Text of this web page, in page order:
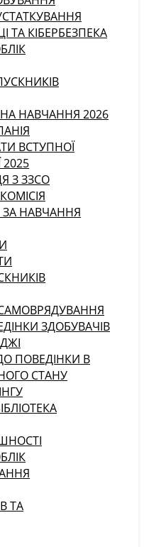
ТА КІБЕРБЕЗПЕКА
НАВЧАННЯ 2026
ВСТУПНОЇ
З ЗЗСО
ЗА НАВЧАННЯ
ЗДОБУВАЧІВ
ПОВЕДІНКИ В
СТАНУ
ТА